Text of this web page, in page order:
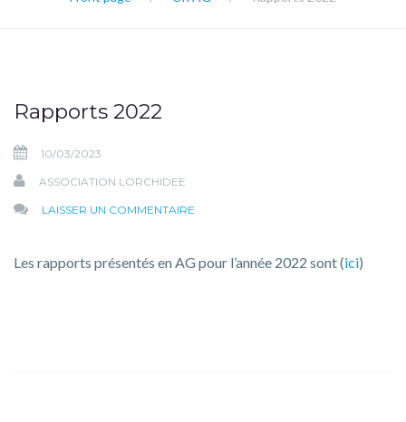
Rapports 2022
10/03/2023
ASSOCIATION LORCHIDEE
LAISSER UN COMMENTAIRE
Les rapports présentés en AG pour l’année 2022 sont (ici)